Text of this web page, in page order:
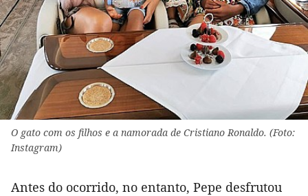
O gato com os filhos e a namorada de Cristiano Ronaldo. (Foto:
Instagram)
Antes do ocorrido, no entanto, Pepe desfrutou